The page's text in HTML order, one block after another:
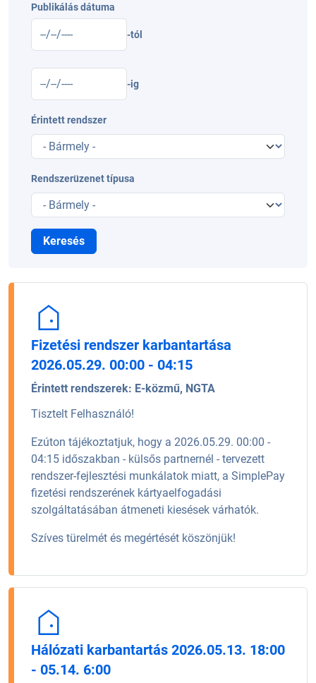
Publikálás dátuma
-tól
-ig
Érintett rendszer
Rendszerüzenet típusa
Fizetési rendszer karbantartása
2026.05.29. 00:00 - 04:15
Érintett rendszerek: E-közmű, NGTA
Tisztelt Felhasználó!
Ezúton tájékoztatjuk, hogy a 2026.05.29. 00:00 -
04:15 időszakban - külsős partnernél - tervezett
rendszer-fejlesztési munkálatok miatt, a SimplePay
fizetési rendszerének kártyaelfogadási
szolgáltatásában átmeneti kiesések várhatók.
Szíves türelmét és megértését köszönjük!
Hálózati karbantartás 2026.05.13. 18:00
- 05.14. 6:00